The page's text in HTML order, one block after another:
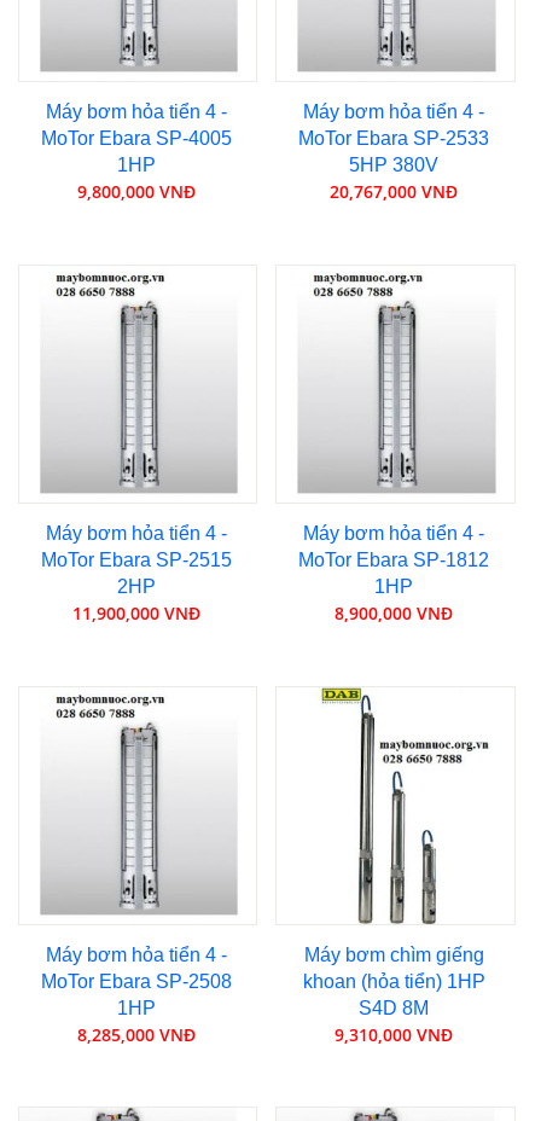
Máy bơm hỏa tiển 4 -
MoTor Ebara SP-4005
1HP
9,800,000 VNĐ
Máy bơm hỏa tiển 4 -
MoTor Ebara SP-2533
5HP 380V
20,767,000 VNĐ
Máy bơm hỏa tiển 4 -
MoTor Ebara SP-2515
2HP
11,900,000 VNĐ
Máy bơm hỏa tiển 4 -
MoTor Ebara SP-1812
1HP
8,900,000 VNĐ
Máy bơm hỏa tiển 4 -
MoTor Ebara SP-2508
1HP
8,285,000 VNĐ
Máy bơm chìm giếng
khoan (hỏa tiển) 1HP
S4D 8M
9,310,000 VNĐ